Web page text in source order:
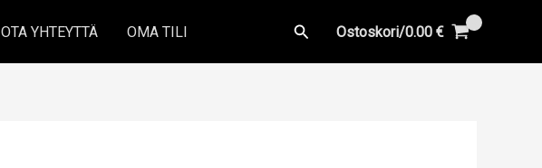
OTA YHTEYTTÄ OMA TILI Hae Ostoskori/0.00 €